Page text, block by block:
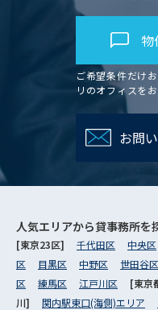
物
ご希望条件だけ
リのオフィスを
お問
人気エリアから貸事務所を
[東京23区] 千代田区 中央区
区
目黒区 中野区 世田谷区
区
練馬区 江戸川区 [東
川] 関内駅東口(海側)エリア